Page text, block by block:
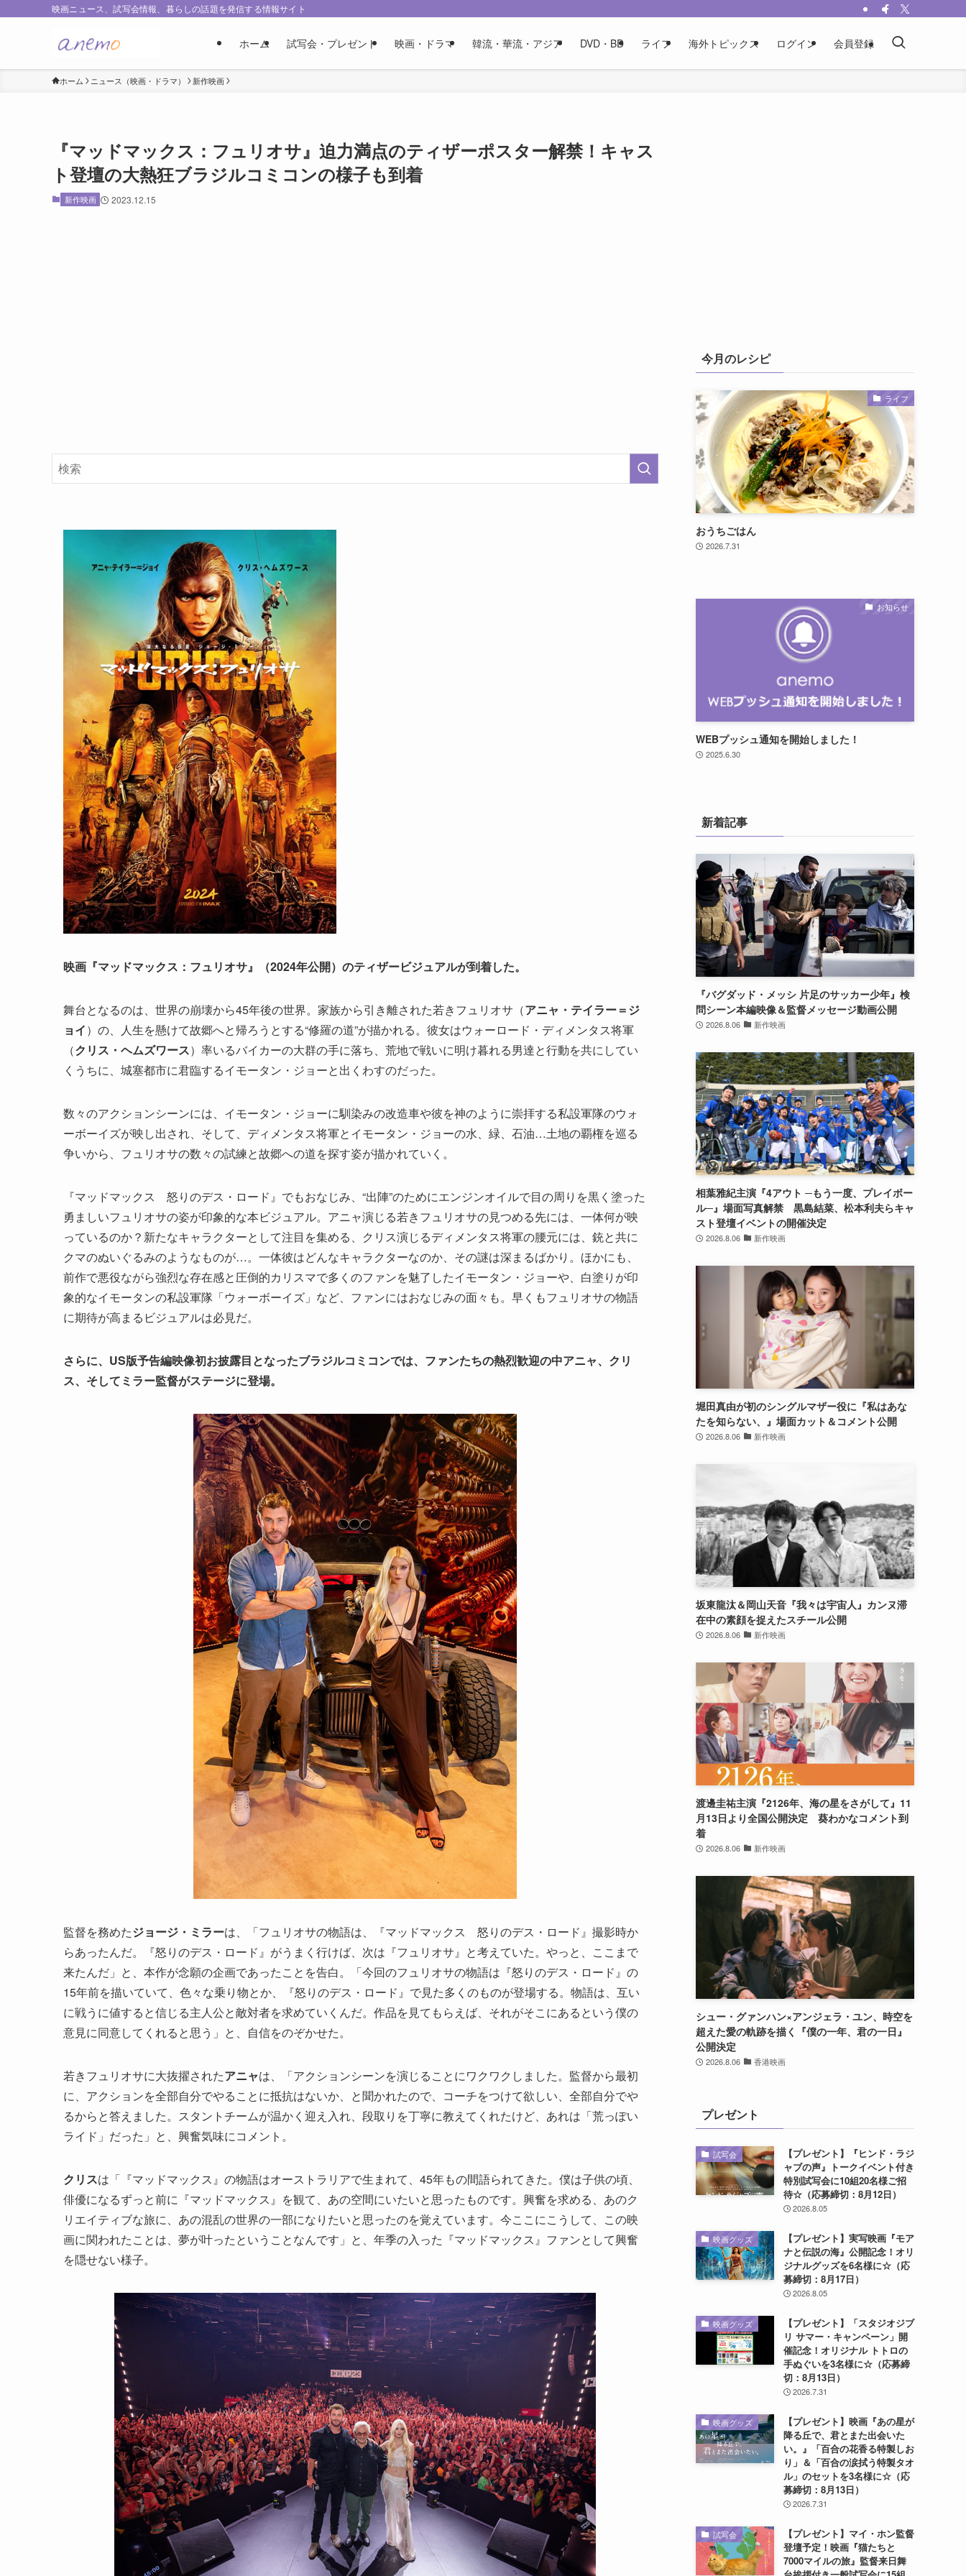
映画ニュース、試写会情報、暮らしの話題を発信する情報サイト
ホーム 試写会・プレゼント 映画・ドラマ 韓流・華流・アジア DVD・BD ライフ 海外トピックス ログイン 会員登録
ホーム ニュース（映画・ドラマ） 新作映画
『マッドマックス：フュリオサ』迫力満点のティザーポスター解禁！キャス
ト登壇の大熱狂ブラジルコミコンの様子も到着
新作映画 2023.12.15
映画『マッドマックス：フュリオサ』（2024年公開）のティザービジュアルが到着した。
舞台となるのは、世界の崩壊から45年後の世界。家族から引き離された若きフュリオサ（アニャ・テイラー＝ジ
ョイ）の、人生を懸けて故郷へと帰ろうとする“修羅の道”が描かれる。彼女はウォーロード・ディメンタス将軍
（クリス・ヘムズワース）率いるバイカーの大群の手に落ち、荒地で戦いに明け暮れる男達と行動を共にしてい
くうちに、城塞都市に君臨するイモータン・ジョーと出くわすのだった。
数々のアクションシーンには、イモータン・ジョーに馴染みの改造車や彼を神のように崇拝する私設軍隊のウォ
ーボーイズが映し出され、そして、ディメンタス将軍とイモータン・ジョーの水、緑、石油…土地の覇権を巡る
争いから、フュリオサの数々の試練と故郷への道を探す姿が描かれていく。
『マッドマックス 怒りのデス・ロード』でもおなじみ、“出陣”のためにエンジンオイルで目の周りを黒く塗った
勇ましいフュリオサの姿が印象的な本ビジュアル。アニャ演じる若きフュリオサの見つめる先には、一体何が映
っているのか？新たなキャラクターとして注目を集める、クリス演じるディメンタス将軍の腰元には、銃と共に
クマのぬいぐるみのようなものが…。一体彼はどんなキャラクターなのか、その謎は深まるばかり。ほかにも、
前作で悪役ながら強烈な存在感と圧倒的カリスマで多くのファンを魅了したイモータン・ジョーや、白塗りが印
象的なイモータンの私設軍隊「ウォーボーイズ」など、ファンにはおなじみの面々も。早くもフュリオサの物語
に期待が高まるビジュアルは必見だ。
さらに、US版予告編映像初お披露目となったブラジルコミコンでは、ファンたちの熱烈歓迎の中アニャ、クリ
ス、そしてミラー監督がステージに登場。
監督を務めたジョージ・ミラーは、「フュリオサの物語は、『マッドマックス 怒りのデス・ロード』撮影時か
らあったんだ。『怒りのデス・ロード』がうまく行けば、次は『フュリオサ』と考えていた。やっと、ここまで
来たんだ」と、本作が念願の企画であったことを告白。「今回のフュリオサの物語は『怒りのデス・ロード』の
15年前を描いていて、色々な乗り物とか、『怒りのデス・ロード』で見た多くのものが登場する。物語は、互い
に戦うに値すると信じる主人公と敵対者を求めていくんだ。作品を見てもらえば、それがそこにあるという僕の
意見に同意してくれると思う」と、自信をのぞかせた。
若きフュリオサに大抜擢されたアニャは、「アクションシーンを演じることにワクワクしました。監督から最初
に、アクションを全部自分でやることに抵抗はないか、と聞かれたので、コーチをつけて欲しい、全部自分でや
るからと答えました。スタントチームが温かく迎え入れ、段取りを丁寧に教えてくれたけど、あれは「荒っぽい
ライド」だった」と、興奮気味にコメント。
クリスは「『マッドマックス』の物語はオーストラリアで生まれて、45年もの間語られてきた。僕は子供の頃、
俳優になるずっと前に『マッドマックス』を観て、あの空間にいたいと思ったものです。興奮を求める、あのク
リエイティブな旅に、あの混乱の世界の一部になりたいと思ったのを覚えています。今ここにこうして、この映
画に関われたことは、夢が叶ったということなんです」と、年季の入った『マッドマックス』ファンとして興奮
を隠せない様子。
今月のレシピ
ライフ
おうちごはん
2026.7.31
お知らせ
WEBプッシュ通知を開始しました！
2025.6.30
新着記事
『バグダッド・メッシ 片足のサッカー少年』検
問シーン本編映像＆監督メッセージ動画公開
2026.8.06 新作映画
相葉雅紀主演『4アウト ─もう一度、プレイボー
ル─』場面写真解禁 黒島結菜、松本利夫らキャ
スト登壇イベントの開催決定
2026.8.06 新作映画
堀田真由が初のシングルマザー役に『私はあな
たを知らない、』場面カット＆コメント公開
2026.8.06 新作映画
坂東龍汰＆岡山天音『我々は宇宙人』カンヌ滞
在中の素顔を捉えたスチール公開
2026.8.06 新作映画
渡邊圭祐主演『2126年、海の星をさがして』11
月13日より全国公開決定 葵わかなコメント到
着
2026.8.06 新作映画
シュー・グァンハン×アンジェラ・ユン、時空を
超えた愛の軌跡を描く『僕の一年、君の一日』
公開決定
2026.8.06 香港映画
プレゼント
試写会
【プレゼント】『ヒンド・ラジ
ャブの声』トークイベント付き
特別試写会に10組20名様ご招
待☆（応募締切：8月12日）
2026.8.05
映画グッズ
【プレゼント】実写映画『モア
ナと伝説の海』公開記念！オリ
ジナルグッズを6名様に☆（応
募締切：8月17日）
2026.8.05
映画グッズ
【プレゼント】「スタジオジブ
リ サマー・キャンペーン」開
催記念！オリジナル トトロの
手ぬぐいを3名様に☆（応募締
切：8月13日）
2026.7.31
映画グッズ
【プレゼント】映画『あの星が
降る丘で、君とまた出会いた
い。』「百合の花香る特製しお
り」＆「百合の涙拭う特製タオ
ル」のセットを3名様に☆（応
募締切：8月13日）
2026.7.31
試写会
【プレゼント】マイ・ホン監督
登壇予定！映画『猫たちと
7000マイルの旅』監督来日舞